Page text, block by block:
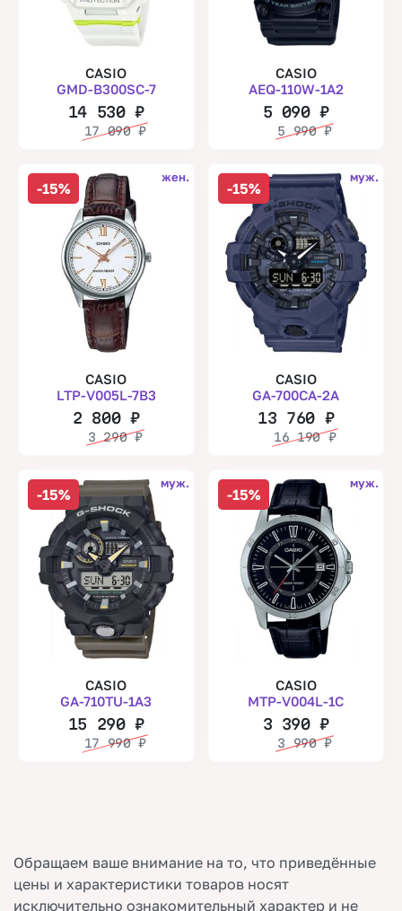
CASIO
GMD-B300SC-7
14 530₽
17 090₽
CASIO
AEQ-110W-1A2
5 090₽
5 990₽
-15%
жен.
CASIO
LTP-V005L-7B3
2 800 ₽
3 290₽
-15%
муж.
CASIO
GA-700CA-2A
13 760 ₽
16 190₽
-15%
муж.
CASIO
GA-710TU-1A3
15 290₽
17 990₽
-15%
муж.
CASIO
MTP-V004L-1C
3 390₽
3 990₽
Обращаем ваше внимание на то, что приведённые
цены и характеристики товаров носят
исключительно ознакомительный характер и не